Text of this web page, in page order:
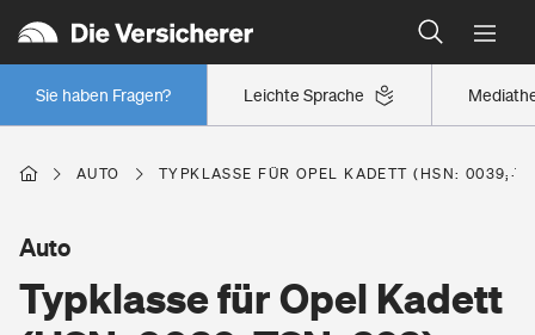
Leichte Sprache
Sie haben Fragen?
Wer versichert was: Jetzt Versicherer finden
Regionalklassen: So ist Ihre Region eingestuft
Wer versichert was: Jetzt Versicherer finden
Berufsunfähigkeitsversicherung
Wohnen
AUTO TYPKLASSE FÜR OPEL KADETT (HSN: 0039,
Typklasse für Opel Kadett
Auto